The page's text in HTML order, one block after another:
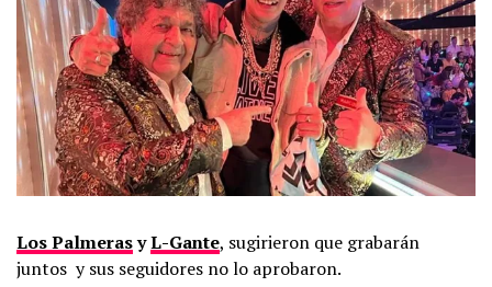
Los PalmerasyL-Gante, sugirieron que grabarán
juntos y sus seguidores no lo aprobaron.